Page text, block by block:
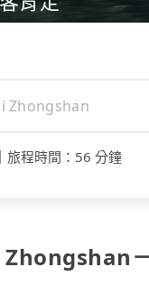
旅程時間 ： 56 分鐘